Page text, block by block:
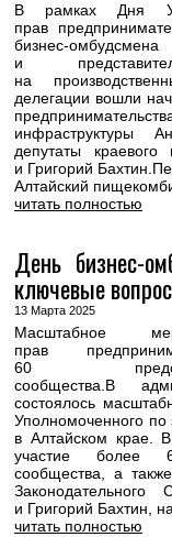
В рамках Дня
прав
бизнес-
и
на
делегации вошли
инфраструктуры
депутаты
и Григорий
Алтайский
читать полностью
День бизнес-
ключевые
13 Марта 2025
Масштабное
прав
60
сообщества.В
состоялось
Уполномоченного
в Алтайском крае.
участие более
сообщества, а
и Григорий Бахтин,
читать полностью